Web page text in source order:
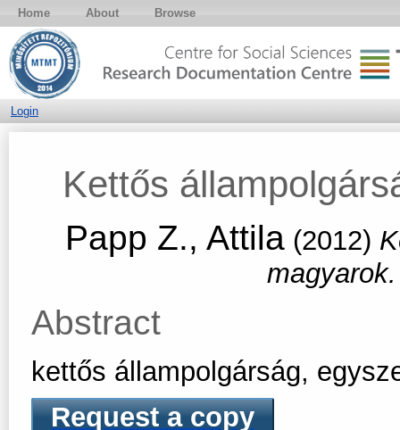
Home About Browse
Login
Kettős
Papp Z., Attila (2012)
Abstract
kettős állampolgárság,
Request a copy